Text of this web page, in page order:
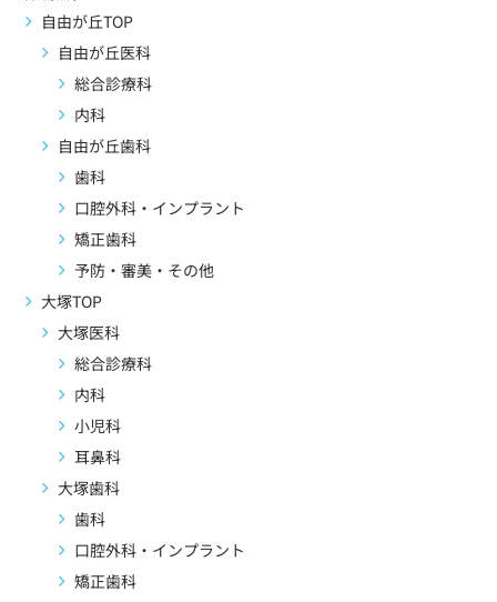
自由が丘TOP
自由が丘医科
総合診療科
内科
自由が丘歯科
歯科
口腔外科・インプラント
矯正歯科
予防・審美・その他
大塚TOP
大塚医科
総合診療科
内科
小児科
耳鼻科
大塚歯科
歯科
口腔外科・インプラント
矯正歯科